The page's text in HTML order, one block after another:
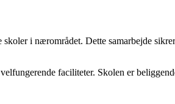
i nærområdet. Dette samarbejde
faciliteter. Skolen er